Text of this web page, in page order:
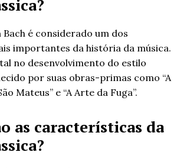
Bach é considerado um dos
importantes da história da música.
no desenvolvimento do estilo
por suas obras-primas como “A
Mateus” e “A Arte da Fuga”.
as características da